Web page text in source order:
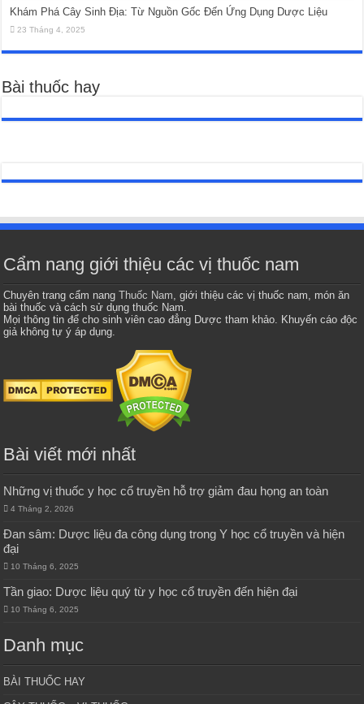
Khám Phá Cây Sinh Địa: Từ Nguồn Gốc Đến Ứng Dụng Dược Liệu
23 Tháng 4, 2025
Bài thuốc hay
Cẩm nang giới thiệu các vị thuốc nam
Chuyên trang cẩm nangThuốc Nam , giới thiệu các vị thuốc nam, món ăn
bài thuốc và cách sử dụng thuốc Nam.
Mọi thông tin để cho sinh viên cao đẳng Dược tham khảo. Khuyến cáo độc
giả không tự ý áp dụng.
Bài viết mới nhất
Những vị thuốc y học cổ truyền hỗ trợ giảm đau họng an toàn
4 Tháng 2, 2026
Đan sâm: Dược liệu đa công dụng trong Y học cổ truyền và hiện
đại
10 Tháng 6, 2025
Tần giao: Dược liệu quý từ y học cổ truyền đến hiện đại
10 Tháng 6, 2025
Danh mục
BÀI THUỐC HAY